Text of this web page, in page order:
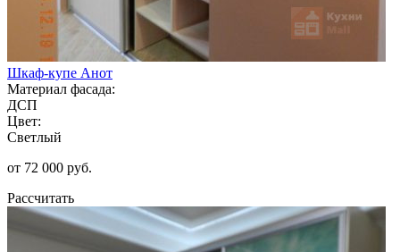
Шкаф-купе Анот
Материал фасада:
ДСП
Цвет:
Светлый
от 72 000 руб.
Рассчитать